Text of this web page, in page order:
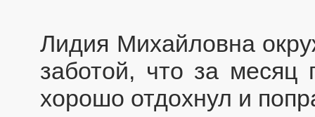
Лидия Михайловна
заботой, что за месяц
хорошо отдохнул и